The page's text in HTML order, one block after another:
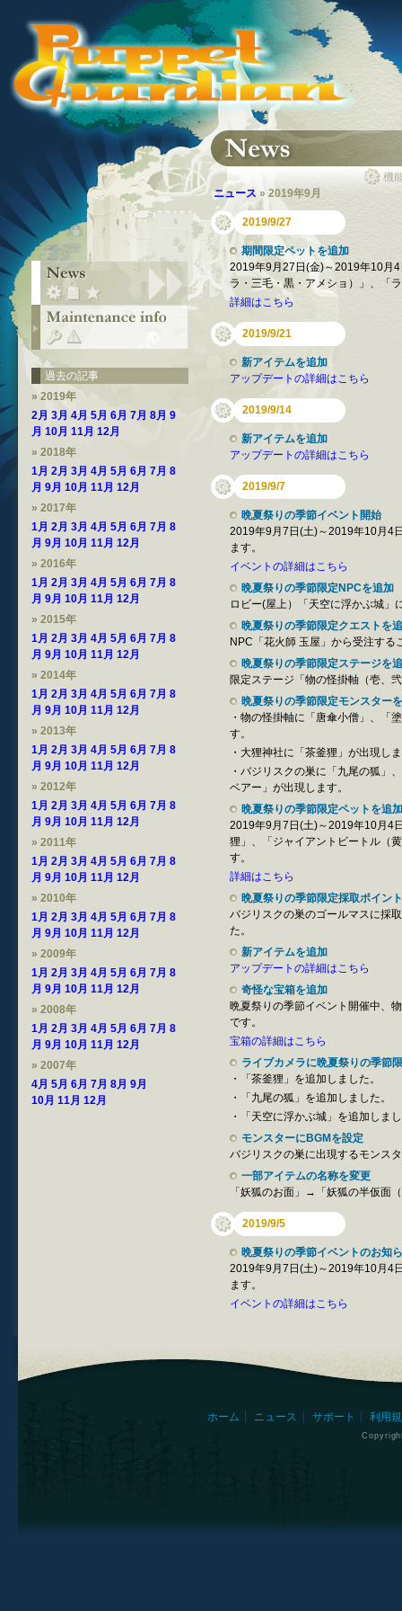
機
ニュース » 2019年9月
2019/9/27
期間限定ペットを追加
2019年9月27日(金)～2019年10月
ラ・三毛・黒・アメショ）」、「
詳細はこちら
2019/9/21
新アイテムを追加
アップデートの詳細はこちら
2019/9/14
新アイテムを追加
アップデートの詳細はこちら
2019/9/7
晩夏祭りの季節イベント開始
2019年9月7日(土)～2019年10月4
ます。
イベントの詳細はこちら
晩夏祭りの季節限定NPCを追加
ロビー(屋上）「天空に浮かぶ城」
晩夏祭りの季節限定クエストを
NPC「花火師 玉屋」から受注する
晩夏祭りの季節限定ステージを
限定ステージ「物の怪掛軸（壱、
晩夏祭りの季節限定モンスター
・物の怪掛軸に「唐傘小僧」、「
す。
・大狸神社に「茶釜狸」が出現し
・バジリスクの巣に「九尾の狐」
ベアー」が出現します。
晩夏祭りの季節限定ペットを追加
2019年9月7日(土)～2019年10月4
狸」、「ジャイアントビートル（
す。
詳細はこちら
晩夏祭りの季節限定採取ポイン
バジリスクの巣のゴールマスに採
た。
新アイテムを追加
アップデートの詳細はこちら
奇怪な宝箱を追加
晩夏祭りの季節イベント開催中、
です。
宝箱の詳細はこちら
ライブカメラに晩夏祭りの季節
・「茶釜狸」を追加しました。
・「九尾の狐」を追加しました。
・「天空に浮かぶ城」を追加しま
モンスターにBGMを設定
バジリスクの巣に出現するモンス
一部アイテムの名称を変更
「妖狐のお面」→「妖狐の半仮面
2019/9/5
晩夏祭りの季節イベントのお知
2019年9月7日(土)～2019年10月4
ます。
イベントの詳細はこちら
過去の記事
» 2019年
2月 3月 4月 5月 6月 7月 8月 9
月 10月 11月 12月
» 2018年
1月 2月 3月 4月 5月 6月 7月 8
月 9月 10月 11月 12月
» 2017年
1月 2月 3月 4月 5月 6月 7月 8
月 9月 10月 11月 12月
» 2016年
1月 2月 3月 4月 5月 6月 7月 8
月 9月 10月 11月 12月
» 2015年
1月 2月 3月 4月 5月 6月 7月 8
月 9月 10月 11月 12月
» 2014年
1月 2月 3月 4月 5月 6月 7月 8
月 9月 10月 11月 12月
» 2013年
1月 2月 3月 4月 5月 6月 7月 8
月 9月 10月 11月 12月
» 2012年
1月 2月 3月 4月 5月 6月 7月 8
月 9月 10月 11月 12月
» 2011年
1月 2月 3月 4月 5月 6月 7月 8
月 9月 10月 11月 12月
» 2010年
1月 2月 3月 4月 5月 6月 7月 8
月 9月 10月 11月 12月
» 2009年
1月 2月 3月 4月 5月 6月 7月 8
月 9月 10月 11月 12月
» 2008年
1月 2月 3月 4月 5月 6月 7月 8
月 9月 10月 11月 12月
» 2007年
4月 5月 6月 7月 8月 9月
10月 11月 12月
ホーム ニュース サポート 利用